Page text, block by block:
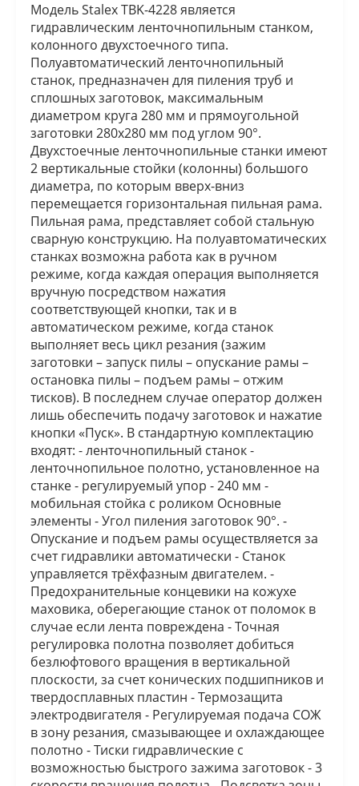
Модель Stalex TBK-4228 является
гидравлическим ленточнопильным станком,
колонного двухстоечного типа.
Полуавтоматический ленточнопильный
станок, предназначен для пиления труб и
сплошных заготовок, максимальным
диаметром круга 280 мм и прямоугольной
заготовки 280x280 мм под углом 90°.
Двухстоечные ленточнопильные станки имеют
2 вертикальные стойки (колонны) большого
диаметра, по которым вверх-вниз
перемещается горизонтальная пильная рама.
Пильная рама, представляет собой стальную
сварную конструкцию. На полуавтоматических
станках возможна работа как в ручном
режиме, когда каждая операция выполняется
вручную посредством нажатия
соответствующей кнопки, так и в
автоматическом режиме, когда станок
выполняет весь цикл резания (зажим
заготовки – запуск пилы – опускание рамы –
остановка пилы – подъем рамы – отжим
тисков). В последнем случае оператор должен
лишь обеспечить подачу заготовок и нажатие
кнопки «Пуск». В стандартную комплектацию
входят: - ленточнопильный станок -
ленточнопильное полотно, установленное на
станке - регулируемый упор - 240 мм -
мобильная стойка с роликом Основные
элементы - Угол пиления заготовок 90°. -
Опускание и подъем рамы осуществляется за
счет гидравлики автоматически - Станок
управляется трёхфазным двигателем. -
Предохранительные концевики на кожухе
маховика, оберегающие станок от поломок в
случае если лента повреждена - Точная
регулировка полотна позволяет добиться
безлюфтового вращения в вертикальной
плоскости, за счет конических подшипников и
твердосплавных пластин - Термозащита
электродвигателя - Регулируемая подача СОЖ
в зону резания, смазывающее и охлаждающее
полотно - Тиски гидравлические с
возможностью быстрого зажима заготовок - 3